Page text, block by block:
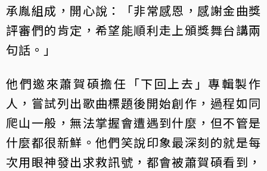
承胤組成，開心說：「非常感恩，感謝金曲獎
評審們的肯定，希望能順利走上頒獎舞台講兩
句話。」
他們邀來蕭賀碩擔任「下回上去」專輯製作
人，嘗試列出歌曲標題後開始創作，過程如同
爬山一般，無法掌握會遭遇到什麼，但不管是
什麼都很新鮮。他們笑說印象最深刻的就是每
次用眼神發出求救訊號，都會被蕭賀碩看到，